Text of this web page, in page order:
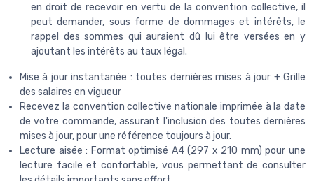
en droit de recevoir en vertu de la convention collective, il
peut demander, sous forme de dommages et intérêts, le
rappel des sommes qui auraient dû lui être versées en y
ajoutant les intérêts au taux légal.
Mise à jour instantanée : toutes dernières mises à jour + Grille
des salaires en vigueur
Recevez la convention collective nationale imprimée à la date
de votre commande, assurant l'inclusion des toutes dernières
mises à jour, pour une référence toujours à jour.
Lecture aisée : Format optimisé A4 (297 x 210 mm) pour une
lecture facile et confortable, vous permettant de consulter